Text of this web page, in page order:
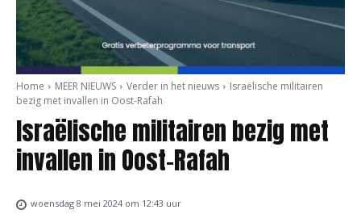
Home MEER NIEUWS Verder in het nieuws
Israëlische militairen
bezig met invallen in Oost-Rafah
Israëlische militairen bezig met
invallen in Oost-Rafah
woensdag 8 mei 2024 om 12:43 uur